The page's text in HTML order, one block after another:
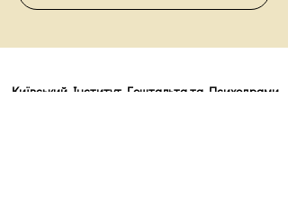
Київський Інститут Гештальта та Психодрами